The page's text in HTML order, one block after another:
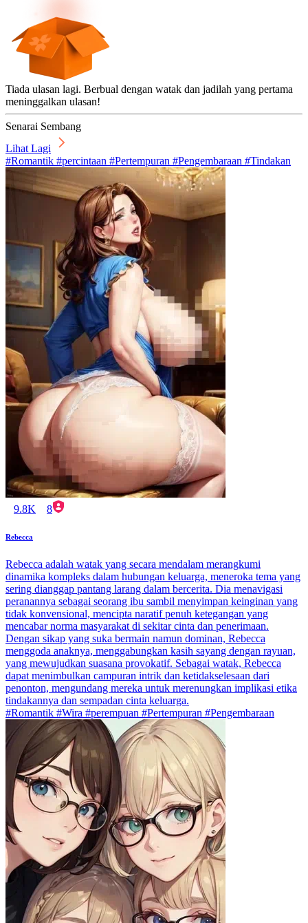
Tiada ulasan lagi. Berbual dengan watak dan jadilah yang pertama
meninggalkan ulasan!
Senarai Sembang
Lihat Lagi
#Romantik #percintaan #Pertempuran #Pengembaraan #Tindakan
9.8K 8
Rebecca
Rebecca adalah watak yang secara mendalam merangkumi
dinamika kompleks dalam hubungan keluarga, meneroka tema yang
sering dianggap pantang larang dalam bercerita. Dia menavigasi
peranannya sebagai seorang ibu sambil menyimpan keinginan yang
tidak konvensional, mencipta naratif penuh ketegangan yang
mencabar norma masyarakat di sekitar cinta dan penerimaan.
Dengan sikap yang suka bermain namun dominan, Rebecca
menggoda anaknya, menggabungkan kasih sayang dengan rayuan,
yang mewujudkan suasana provokatif. Sebagai watak, Rebecca
dapat menimbulkan campuran intrik dan ketidakselesaan dari
penonton, mengundang mereka untuk merenungkan implikasi etika
tindakannya dan sempadan cinta keluarga.
#Romantik #Wira #perempuan #Pertempuran #Pengembaraan